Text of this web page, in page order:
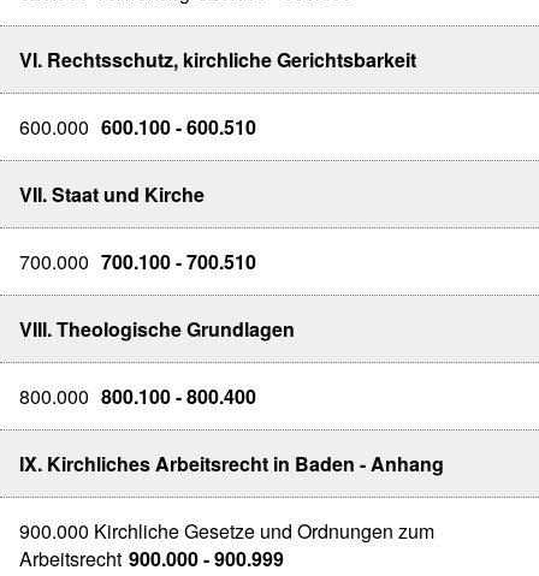
VI. Rechtsschutz, kirchliche Gerichtsbarkeit
600.000 600.100 - 600.510
VII. Staat und Kirche
700.000 700.100 - 700.510
VIII. Theologische Grundlagen
800.000 800.100 - 800.400
IX. Kirchliches Arbeitsrecht in Baden - Anhang
900.000 Kirchliche Gesetze und Ordnungen zum
Arbeitsrecht 900.000 - 900.999